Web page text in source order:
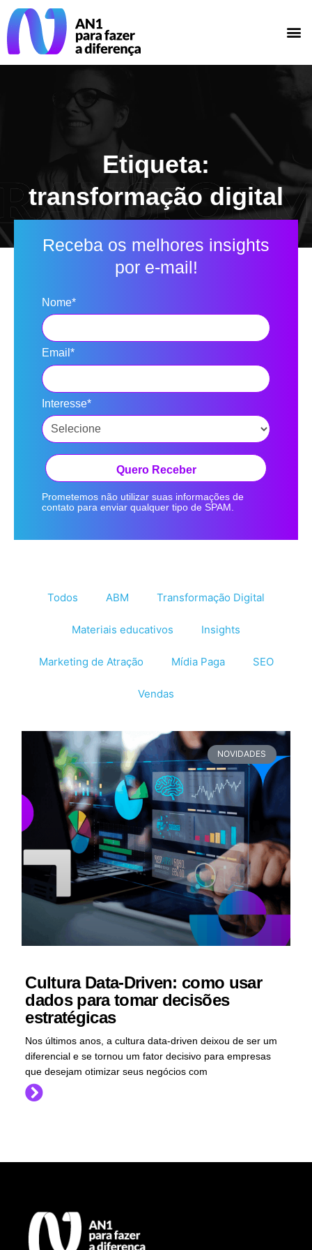
Etiqueta:
transformação digital
Receba os melhores insights
por e-mail!
Nome*
Email*
Interesse*
Quero Receber
Prometemos não utilizar suas informações de
contato para enviar qualquer tipo de SPAM.
Todos ABM Transformação Digital
Materiais educativos Insights
Marketing de Atração Mídia Paga SEO
Vendas
NOVIDADES
Cultura Data-Driven: como usar
dados para tomar decisões
estratégicas
Nos últimos anos, a cultura data-driven deixou de ser um
diferencial e se tornou um fator decisivo para empresas
que desejam otimizar seus negócios com